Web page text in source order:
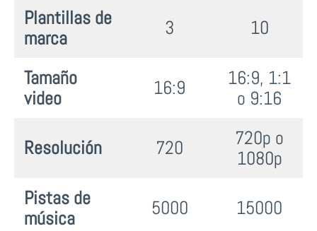
Plantillas de
marca
3 10
Tamaño
video
16:9
16:9, 1:1
o 9:16
Resolución 720
720p o
1080p
Pistas de
música
5000 15000